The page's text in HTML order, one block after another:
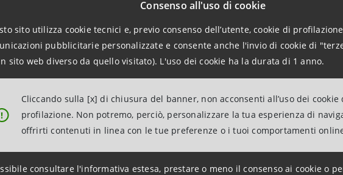
Consenso all'uso di cookie
sito utilizza cookie tecnici e, previo consenso dell’utente, cookie di
pubblicitarie personalizzate e consente anche l'invio di cookie di
sito web diverso da quello visitato). L'uso dei cookie ha la durata di 1 anno.
!
Cliccando sulla [x] di chiusura del banner, non acconsenti all’uso dei cookie
profilazione. Non potremo, perciò, personalizzare la tua esperienza di
offrirti contenuti in linea con le tue preferenze o i tuoi comportamenti
consultare l'informativa estesa, prestare o meno il consenso ai cookie o
sostenibili al mondo, che compongono il Corporate
Knights Global 100 Index in USD. L’indice, come
comunicato da Corporate Knights, ha avuto una
performance del +331% in termini di total return dal 1
febbraio 2005 al 31 dicembre 2021.
Sono state valutate quasi 7.000 aziende rispetto a 23 indicatori che
sostenibilità ambientale, all’attenzione alle risorse umane,
verdi, all’impegno per la sostenibilità.